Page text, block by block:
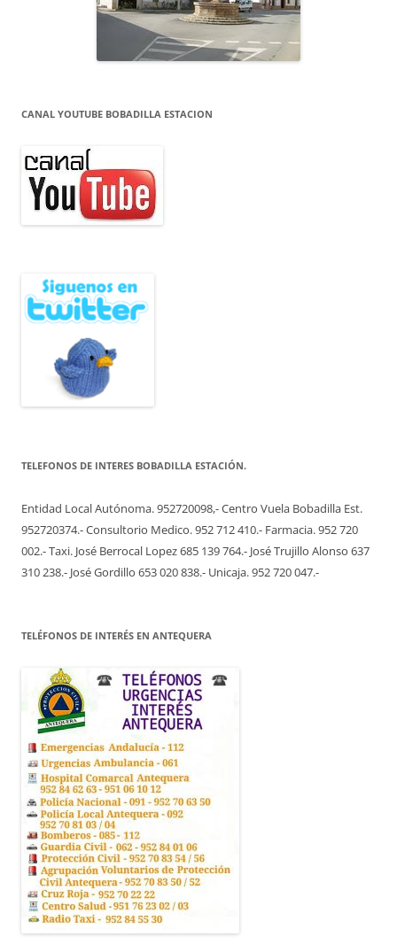
CANAL YOUTUBE BOBADILLA ESTACION
TELEFONOS DE INTERES BOBADILLA ESTACIÓN.
Entidad Local Autónoma. 952720098,- Centro Vuela Bobadilla Est.
952720374.- Consultorio Medico. 952 712 410.- Farmacia. 952 720
002.- Taxi. José Berrocal Lopez 685 139 764.- José Trujillo Alonso 637
310 238.- José Gordillo 653 020 838.- Unicaja. 952 720 047.-
TELÉFONOS DE INTERÉS EN ANTEQUERA